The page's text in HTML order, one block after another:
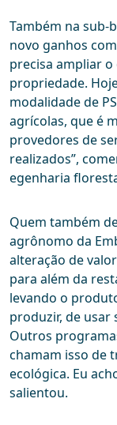
Também na sub-
novo ganhos
precisa ampliar
propriedade.
modalidade de
agrícolas, que é
provedores de
realizados”,
egenharia
Quem também
agrônomo da
alteração de
para além da
levando o
produzir, de
Outros
chamam isso de
ecológica. Eu
salientou.